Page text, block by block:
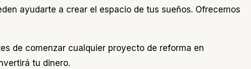
ayudarte a crear el espacio de tus sueños. Ofrecemos
de comenzar cualquier proyecto de reforma en
tu dinero.